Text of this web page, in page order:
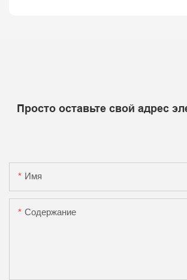
Просто оставьте свой адрес
Имя
Содержание